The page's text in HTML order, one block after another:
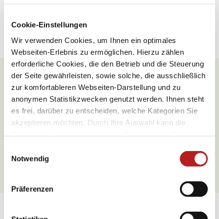
Cookie-Einstellungen
Wir verwenden Cookies, um Ihnen ein optimales
Webseiten-Erlebnis zu ermöglichen. Hierzu zählen
erforderliche Cookies, die den Betrieb und die Steuerung
der Seite gewährleisten, sowie solche, die ausschließlich
zur komfortableren Webseiten-Darstellung und zu
anonymen Statistikzwecken genutzt werden. Ihnen steht
es frei, darüber zu entscheiden, welche Kategorien Sie
akzeptieren möchten. Durch Ihre Auswahl kann die
Datenschutzbestimmungen.
Notwendig
Präferenzen
Ruhetage
Was möchten Sie als nächstes
tun?
Anreise planen
Weitere Sehenswürdigkeiten